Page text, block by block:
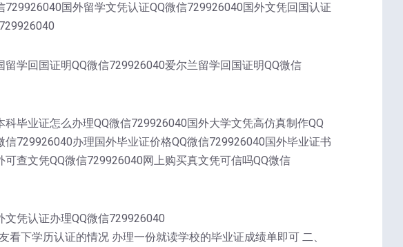
国外留学文凭认证QQ微信729926040国外文凭回国认证
学回国证明QQ微信729926040爱尔兰留学回国证明QQ微信
毕业证怎么办理QQ微信729926040国外大学文凭高仿真制作QQ
729926040办理国外毕业证价格QQ微信729926040国外毕业证书
查文凭QQ微信729926040网上购买真文凭可信吗QQ微信
凭认证办理QQ微信729926040
下学历认证的情况 办理一份就读学校的毕业证成绩单即可 二、